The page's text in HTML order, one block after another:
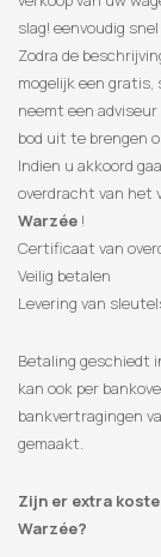
slag! eenvoudig
Zodra de
mogelijk een gratis,
neemt een
​​bod uit te brengen
Indien u akkoord
overdracht van het
Warzée !
Certificaat van
Veilig betalen
Levering van
Betaling geschiedt
kan ook per
bankvertragingen
gemaakt.
Zijn er extra
Warzée?